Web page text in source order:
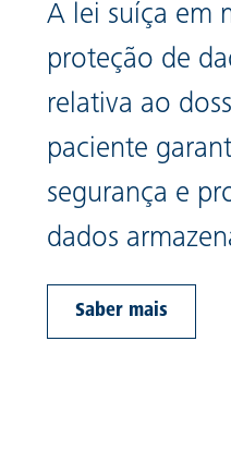
A lei suíça em
proteção de
relativa ao
paciente
segurança e
dados
Saber mais